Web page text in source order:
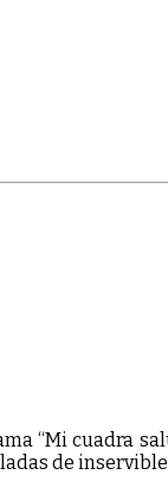
“Mi cuadra
de